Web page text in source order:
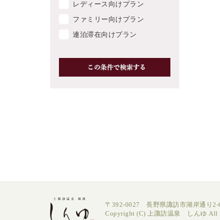
レディース向けプラン
ファミリー向けプラン
連泊滞在向けプラン
〒392-0027 長野県諏訪市湖岸通り2-
Copyright (C) 上諏訪温泉 しんゆ All